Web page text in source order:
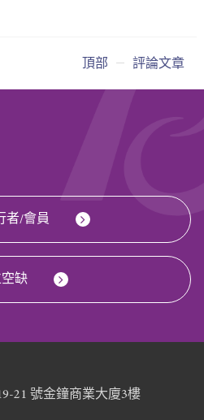
頂部 評論文章
者/會員
缺
21 號金鐘商業大廈3樓